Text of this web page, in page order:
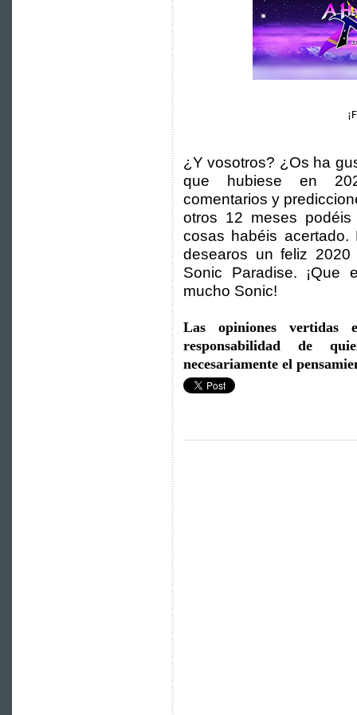
¿Y vosotros? ¿Os ha
que hubiese en
comentarios y
otros 12 meses
cosas habéis
desearos un feliz
Sonic Paradise.
mucho Sonic!
Las opiniones vertidas
responsabilidad de
necesariamente el